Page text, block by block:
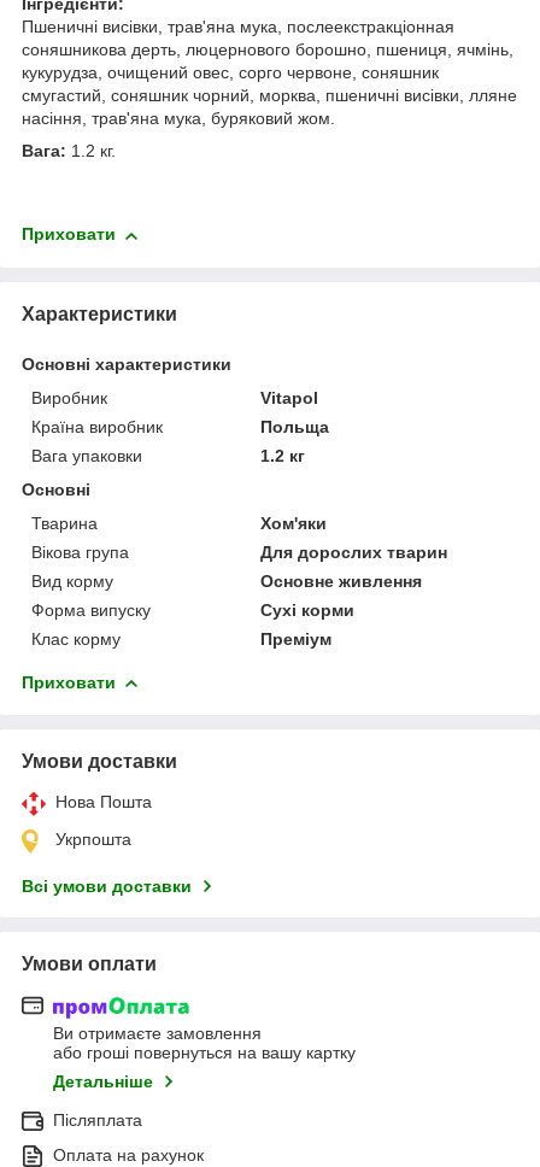
Інгредієнти:
Пшеничні висівки, трав'яна мука, послеекстракціонная
соняшникова дерть, люцернового борошно, пшениця, ячмінь,
кукурудза, очищений овес, сорго червоне, соняшник
смугастий, соняшник чорний, морква, пшеничні висівки, лляне
насіння, трав'яна мука, буряковий жом.
Вага: 1.2 кг.
Приховати
Характеристики
Основні характеристики
Виробник
Vitapol
Країна виробник
Польща
Вага упаковки
1.2 кг
Основні
Тварина
Хом'яки
Вікова група
Для дорослих тварин
Вид корму
Основне живлення
Форма випуску
Сухі корми
Клас корму
Преміум
Приховати
Умови доставки
Нова Пошта
Укрпошта
Всі умови доставки
Умови оплати
Ви отримаєте замовлення
або гроші повернуться на вашу картку
Детальніше
Післяплата
Оплата на рахунок